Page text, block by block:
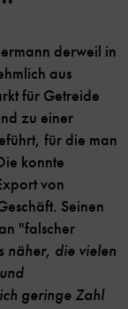
derweil in
aus
für Getreide
zu einer
für die man
konnte
von
Seinen
"falscher
näher, die vielen
geringe Zahl